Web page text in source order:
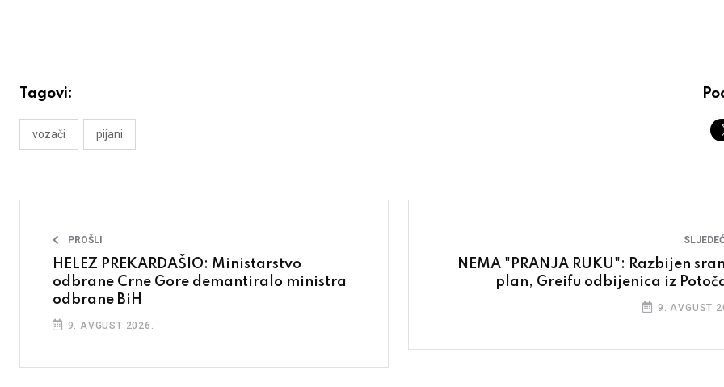
Tagovi:
vozači pijani
PROŠLI
HELEZ PREKARDAŠIO: Ministarstvo
odbrane Crne Gore demantiralo ministra
odbrane BiH
9. AVGUST 2026.
NEMA "PRANJA RUKU": Razbijen
plan, Greifu odbijenica iz
9. AVGUST